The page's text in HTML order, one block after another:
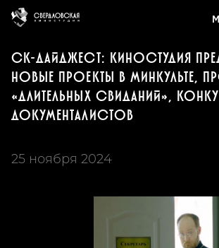
СК-ДАЙДЖЕСТ: КИНОСТУДИЯ
НОВЫЕ ПРОЕКТЫ В МИНКУЛЬТЕ,
«ДЛИТЕЛЬНЫХ СВИДАНИЙ»,
ДОКУМЕНТАЛИСТОВ
25 ноября 2024